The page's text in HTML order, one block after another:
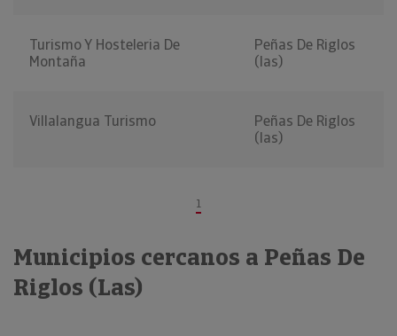
Turismo Y Hosteleria De
Montaña
Peñas De Riglos
(las)
Villalangua Turismo
Peñas De Riglos
(las)
1
Municipios cercanos a Peñas De
Riglos (Las)